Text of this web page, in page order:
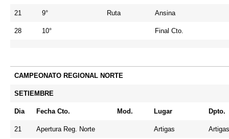
21 9° Ruta Ansina
28 10° Final Cto.
CAMPEONATO REGIONAL NORTE
SETIEMBRE
Dia Fecha Cto. Mod. Lugar Dpto.
21 Apertura Reg. Norte Artigas Artigas